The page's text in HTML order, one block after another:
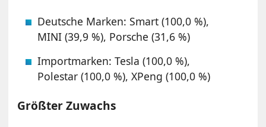
Deutsche Marken: Smart (100,0 %),
MINI (39,9 %), Porsche (31,6 %)
Importmarken: Tesla (100,0 %),
Polestar (100,0 %), XPeng (100,0 %)
Größter Zuwachs